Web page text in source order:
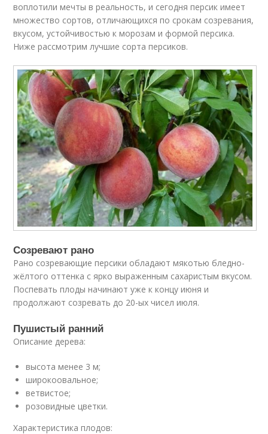
воплотили мечты в реальность, и сегодня персик имеет
множество сортов, отличающихся по срокам созревания,
вкусом, устойчивостью к морозам и формой персика.
Ниже рассмотрим лучшие сорта персиков.
Созревают рано
Рано созревающие персики обладают мякотью бледно-
жёлтого оттенка с ярко выраженным сахаристым вкусом.
Поспевать плоды начинают уже к концу июня и
продолжают созревать до 20-ых чисел июля.
Пушистый ранний
Описание дерева:
высота менее 3 м;
широкоовальное;
ветвистое;
розовидные цветки.
Характеристика плодов: